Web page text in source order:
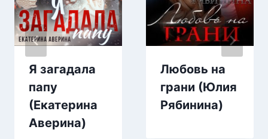
Я загадала
папу
(Екатерина
Аверина)
Любовь на
грани (Юлия
Рябинина)